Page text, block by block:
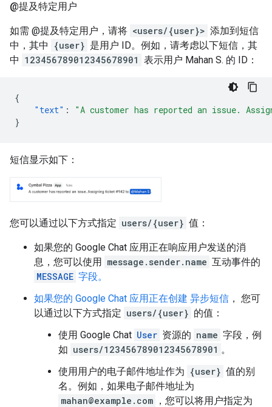
@提及特定用户
如需 @提及特定用户，请将 <users/{user}> 添加到短信
中，其中
{user} 是用户 ID。例如，请考虑以下短信，其
中 123456789012345678901 表示用户 Mahan S. 的 ID：
{
"text" :
"A customer has reported an issue.
}
短信显示如下：
您可以通过以下方式指定 users/{user} 值：
如果您的 Google Chat 应用正在响应用户发送的消
息，您可以使用 message.sender.name 互动事件的
MESSAGE 字段。
如果您的 Google Chat 应用正在创建 异步短信 ， 您可
以通过以下方式指定 users/{user} 的值：
使用 Google Chat User 资源的 name 字段，例
如 users/123456789012345678901 。
使用用户的电子邮件地址作为 {user} 值的别
名。例如，如果电子邮件地址为
mahan@example.com ，您可以将用户指定为